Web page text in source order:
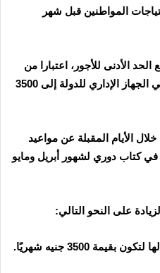
من 23، لسد احتياجات المواطنين قبل شهر
الحد الأدنى للأجور، اعتبارا من
راتب شهر أبريل 2023، للعاملين في الجهاز الإداري للدولة إلى 3500
الأيام المقبلة عن مواعيد
كتاب دوري لشهور أبريل ومايو
على النحو التالي:
3500 جنيه شهريًا .